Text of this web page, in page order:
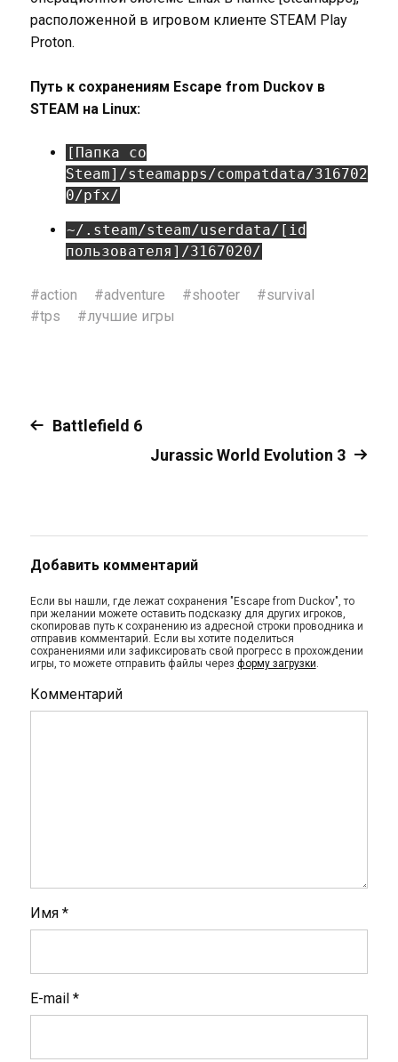
расположенной в игровом клиенте STEAM Play
Proton.
Путь к сохранениям Escape from Duckov в
STEAM на Linux:
[Папка со
Steam]/steamapps/compatdata/316702
0/pfx/
~/.steam/steam/userdata/[id
пользователя]/3167020/
#action #adventure #shooter #survival
#tps #лучшие игры
Battlefield 6
Jurassic World Evolution 3
Добавить комментарий
Если вы нашли, где лежат сохранения "Escape from Duckov", то
при желании можете оставить подсказку для других игроков,
скопировав путь к сохранению из адресной строки проводника и
отправив комментарий. Если вы хотите поделиться
сохранениями или зафиксировать свой прогресс в прохождении
игры, то можете отправить файлы через форму загрузки.
Комментарий
Имя *
E-mail *